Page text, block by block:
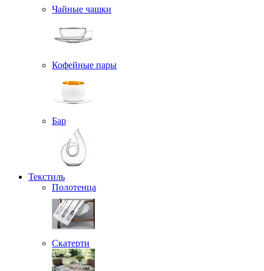
Чайные чашки
Кофейные пары
Бар
Текстиль
Полотенца
Скатерти